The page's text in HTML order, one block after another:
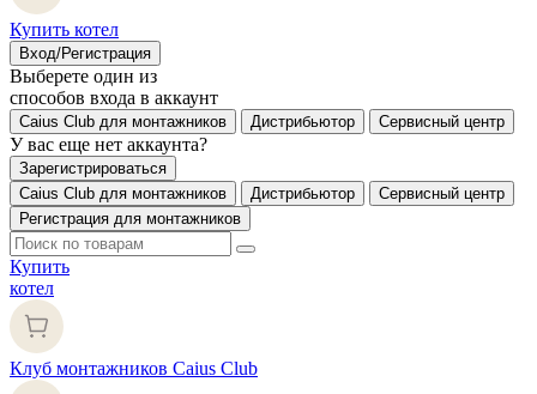
Купить котел
Вход/Регистрация
Выберете один из
способов входа в аккаунт
Caius Club для монтажников Дистрибьютор Сервисный центр
У вас еще нет аккаунта?
Зарегистрироваться
Caius Club для монтажников
Дистрибьютор
Сервисный центр
Регистрация для монтажников
Купить
котел
Клуб монтажников Caius Club